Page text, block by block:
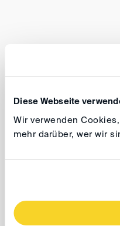
Diese Webseite
Wir verwenden
mehr darüber, wer wir